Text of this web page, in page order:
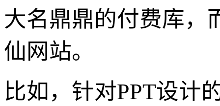
大名鼎鼎的付费库，
仙网站。
比如，针对PPT设计